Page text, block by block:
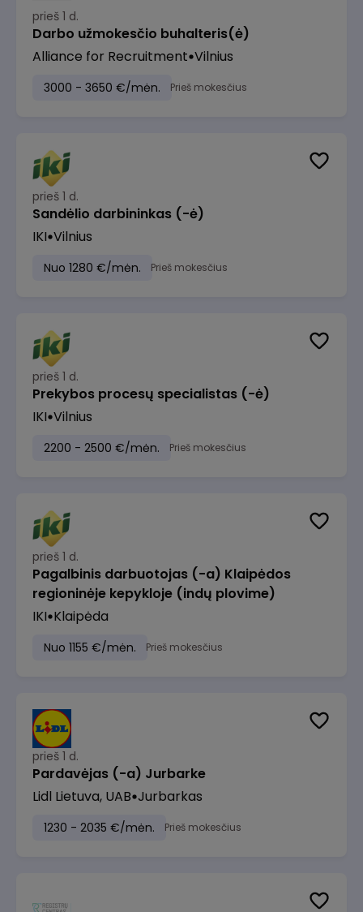
prieš 1 d.
Darbo užmokesčio buhalteris(ė)
Alliance for Recruitment Vilnius
3000 - 3650 €/mėn. Prieš mokesčius
prieš 1 d.
Sandėlio darbininkas (-ė)
IKI Vilnius
Nuo 1280 €/mėn. Prieš mokesčius
prieš 1 d.
Prekybos procesų specialistas (-ė)
IKI Vilnius
2200 - 2500 €/mėn. Prieš mokesčius
prieš 1 d.
Pagalbinis darbuotojas (-a) Klaipėdos
regioninėje kepykloje (indų plovime)
IKI Klaipėda
Nuo 1155 €/mėn. Prieš mokesčius
prieš 1 d.
Pardavėjas (-a) Jurbarke
Lidl Lietuva, UAB Jurbarkas
1230 - 2035 €/mėn. Prieš mokesčius